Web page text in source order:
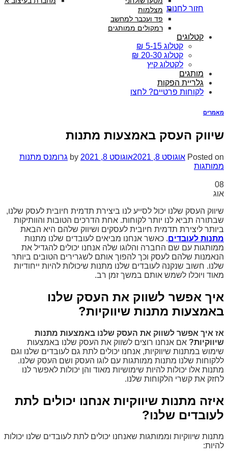
חזור לחנות מצלמות
פד ועכבר למחשב
רמקולים ממותגים
קטלוגים
קטלוג 5-15 ₪
קטלוג 20-30 ₪
לקטלוג קיץ
מותגים
גלריית הפקות
לקוחות פרטיים? לחצו
מאמרים
שיווק העסק באמצעות מתנות
Posted on אוגוסט 8, 2021 אוגוסט 8, 2021 by גרומנס מתנות
ממותגות
08
אוג
שיווק העסק שלנו יכול לסייע לנו ביצירת תדמית חיובית לעסק שלנו,
שבתורה תביא לנו יותר לקוחות. אחת הדרכים הטובות והוותיקות
ביותר ליצירת תדמית חיובית לעסקים ושיווק שלהם היא הבאת
מתנות לעובדים. כאשר אנחנו מביאים לעובדים שלנו מתנות
ממותגות עם שם החברה והלוגו שלה אנחנו יכולים להגדיל את
הנאמנות שלהם לעסק וכך להפוך אותם לשגרירים הטובים ביותר
שלנו. חשוב שנקנה לעובדים שלנו מתנות שיכולות להיות ייחודיות
מאוד ויוכלו לשמש אותם במשך זמן רב.
איך אפשר לשווק את העסק שלנו
באמצעות מתנות שיווקיות?
אז איך אפשר לשווק את העסק שלנו באמצעות מתנות
שיווקיות? אם אנחנו רוצים לשווק את העסק שלנו באמצעות
שימוש במתנות שיווקיות, אנחנו יכולים לתת גם לעובדים שלנו וגם
ללקוחות שלנו מתנות ממותגות עם לוגו העסק ושם העסק שלנו.
מתנות אלו יכולות להיות שימושיות מאוד והן יכולות לאפשר לנו
לחזק את קשרי הלקוחות שלנו.
איזה מתנות שיווקיות אנחנו יכולים לתת
לעובדים שלנו?
מתנות שיווקיות וממותגות שאנחנו יכולים לתת לעובדים שלנו יכולות
להיות: